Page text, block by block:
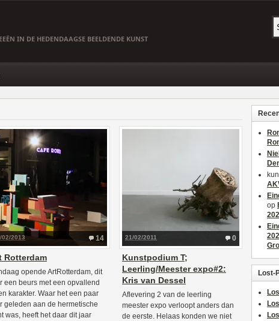
IN DE HEDENDAAGSE BEELDENDE KUNST
14
02/2013
Rotterdam
opende ArtRotterdam, dit
een beurs met een opvallend
karakter. Waar het een paar
geleden aan de hermetische
was, heeft het daar dit jaar
0
21/02/2011
Kunstpodium T;
Leerling/Meester expo#2:
Kris van Dessel
Aflevering 2 van de leerling
meester expo verloopt anders dan
de eerste. Helaas konden we niet
op
Lost-